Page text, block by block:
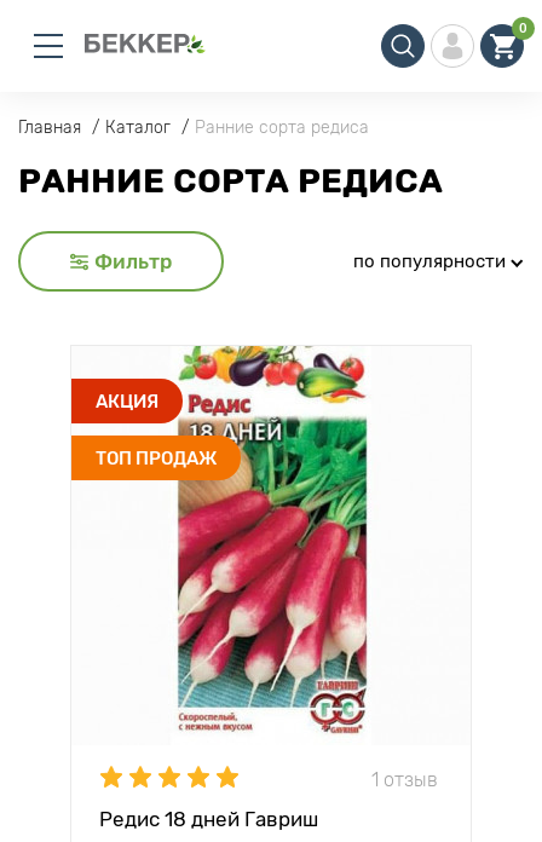
0
Главная Каталог Ранние сорта редиса
РАННИЕ СОРТА РЕДИСА
Фильтр по популярности
АКЦИЯ
ТОП ПРОДАЖ
1 отзыв
Редис 18 дней Гавриш